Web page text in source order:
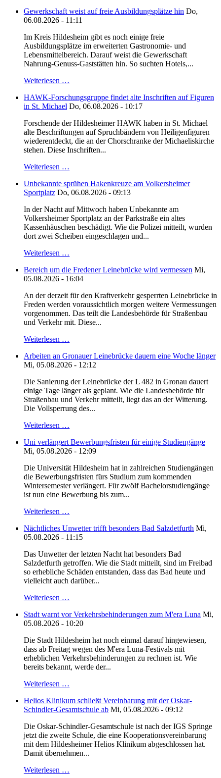
Gewerkschaft weist auf freie Ausbildungsplätze hin Do,
06.08.2026 - 11:11
Im Kreis Hildesheim gibt es noch einige freie
Ausbildungsplätze im erweiterten Gastronomie- und
Lebensmittelbereich. Darauf weist die Gewerkschaft
Nahrung-Genuss-Gaststätten hin. So suchten Hotels,...
Weiterlesen …
HAWK-Forschungsgruppe findet alte Inschriften auf Figuren
in St. Michael Do, 06.08.2026 - 10:17
Forschende der Hildesheimer HAWK haben in St. Michael
alte Beschriftungen auf Spruchbändern von Heiligenfiguren
wiederentdeckt, die an der Chorschranke der Michaeliskirche
stehen. Diese Inschriften...
Weiterlesen …
Unbekannte sprühen Hakenkreuze am Volkersheimer
Sportplatz Do, 06.08.2026 - 09:13
In der Nacht auf Mittwoch haben Unbekannte am
Volkersheimer Sportplatz an der Parkstraße ein altes
Kassenhäuschen beschädigt. Wie die Polizei mitteilt, wurden
dort zwei Scheiben eingeschlagen und...
Weiterlesen …
Bereich um die Fredener Leinebrücke wird vermessen Mi,
05.08.2026 - 16:04
An der derzeit für den Kraftverkehr gesperrten Leinebrücke in
Freden werden voraussichtlich morgen weitere Vermessungen
vorgenommen. Das teilt die Landesbehörde für Straßenbau
und Verkehr mit. Diese...
Weiterlesen …
Arbeiten an Gronauer Leinebrücke dauern eine Woche länger
Mi, 05.08.2026 - 12:12
Die Sanierung der Leinebrücke der L 482 in Gronau dauert
einige Tage länger als geplant. Wie die Landesbehörde für
Straßenbau und Verkehr mitteilt, liegt das an der Witterung.
Die Vollsperrung des...
Weiterlesen …
Uni verlängert Bewerbungsfristen für einige Studiengänge
Mi, 05.08.2026 - 12:09
Die Universität Hildesheim hat in zahlreichen Studiengängen
die Bewerbungsfristen fürs Studium zum kommenden
Wintersemester verlängert. Für zwölf Bachelorstudiengänge
ist nun eine Bewerbung bis zum...
Weiterlesen …
Nächtliches Unwetter trifft besonders Bad Salzdetfurth Mi,
05.08.2026 - 11:15
Das Unwetter der letzten Nacht hat besonders Bad
Salzdetfurth getroffen. Wie die Stadt mitteilt, sind im Freibad
so erhebliche Schäden entstanden, dass das Bad heute und
vielleicht auch darüber...
Weiterlesen …
Stadt warnt vor Verkehrsbehinderungen zum M'era Luna Mi,
05.08.2026 - 10:20
Die Stadt Hildesheim hat noch einmal darauf hingewiesen,
dass ab Freitag wegen des M'era Luna-Festivals mit
erheblichen Verkehrsbehinderungen zu rechnen ist. Wie
bereits bekannt, werde der...
Weiterlesen …
Helios Klinikum schließt Vereinbarung mit der Oskar-
Schindler-Gesamtschule ab Mi, 05.08.2026 - 09:12
Die Oskar-Schindler-Gesamtschule ist nach der IGS Springe
jetzt die zweite Schule, die eine Kooperationsvereinbarung
mit dem Hildesheimer Helios Klinikum abgeschlossen hat.
Damit übernehmen...
Weiterlesen …